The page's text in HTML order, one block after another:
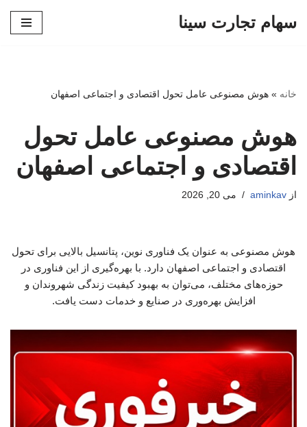
سهام تجارت سینا
خانه » هوش مصنوعی عامل تحول اقتصادی و اجتماعی اصفهان
هوش مصنوعی عامل تحول
اقتصادی و اجتماعی اصفهان
از aminkav می 20, 2026
هوش مصنوعی به عنوان یک فناوری نوین، پتانسیل بالایی برای تحول
اقتصادی و اجتماعی اصفهان دارد. با بهره‌گیری از این فناوری در
حوزه‌های مختلف، می‌توان به بهبود کیفیت زندگی شهروندان و
افزایش بهره‌وری در صنایع و خدمات دست یافت.